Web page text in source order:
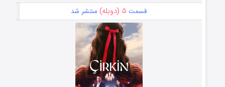
قسمت ۵ (دوبله) منتشر شد